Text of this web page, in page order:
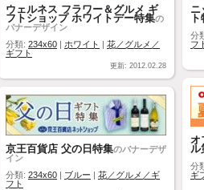
ウェルネス フラワー＆グルメ ギ
フトショップ ホワイトデー特集の
バナーデザイン
分類: 234x60 ホワイト
花／グルメ／
ギフト
更新: 2012.02.28
ト
分
フ
オ
ル
分
ギ
京王百貨店 父の日特集のバナーデザ
イン
分類: 234x60 ブルー
花／グルメ／ギ
フト